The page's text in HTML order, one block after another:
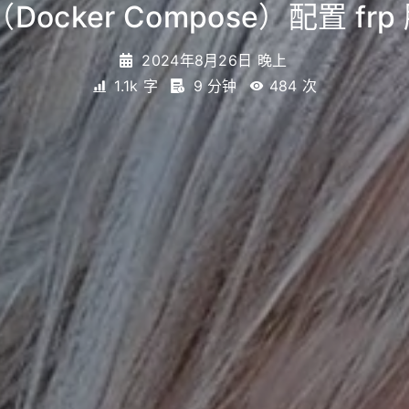
Docker Compose）配置 frp
2024年8月26日 晚上
1.1k 字
9 分钟 484 次